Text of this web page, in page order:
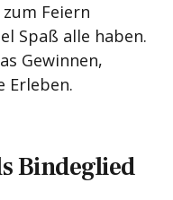
Feiern
Spaß alle haben.
Gewinnen,
Erleben.
Bindeglied